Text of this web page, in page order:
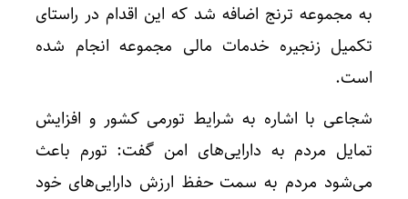
به مجموعه ترنج اضافه شد که این اقدام در راستای
تکمیل زنجیره خدمات مالی مجموعه انجام شده
است.
شجاعی با اشاره به شرایط تورمی کشور و افزایش
تمایل مردم به دارایی‌های امن گفت: تورم باعث
می‌شود مردم به سمت حفظ ارزش دارایی‌های خود